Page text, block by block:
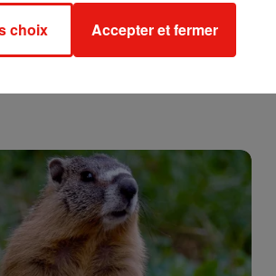
choix Accepter et fermer